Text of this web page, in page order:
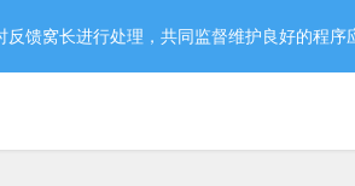
馈窝长进行处理，共同监督维护良好的程序